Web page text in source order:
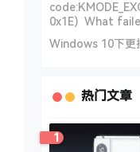
0x1E) What
Windows 10下更
热门文章
1